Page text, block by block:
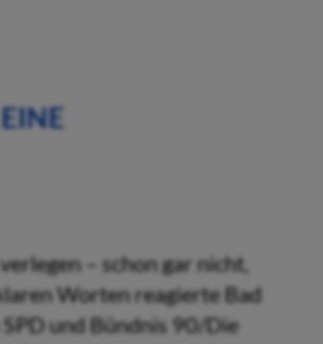
– schon gar nicht,
Worten reagierte Bad
und Bündnis 90/Die